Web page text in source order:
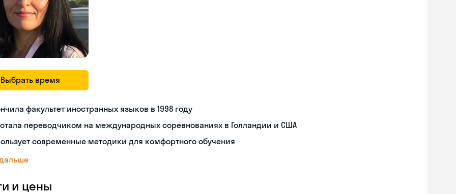
Выбрать время
факультет иностранных языков в 1998 году
переводчиком на международных соревнованиях в Голландии и США
современные методики для комфортного обучения
и цены